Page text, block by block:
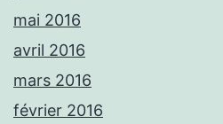
mai 2016
avril 2016
mars 2016
février 2016